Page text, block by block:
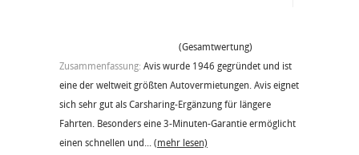
(Gesamtwertung)
Zusammenfassung: Avis wurde 1946 gegründet und ist
eine der weltweit größten Autovermietungen. Avis eignet
sich sehr gut als Carsharing-Ergänzung für längere
Fahrten. Besonders eine 3-Minuten-Garantie ermöglicht
einen schnellen und... (mehr lesen)